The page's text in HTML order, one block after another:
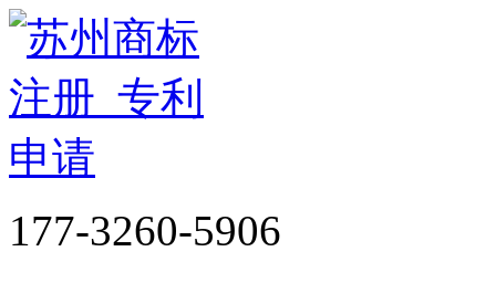
177-3260-5906